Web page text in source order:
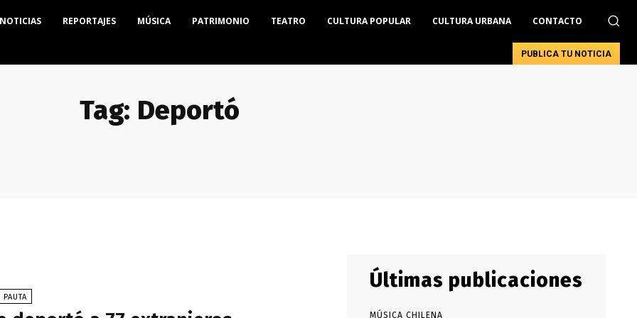
NOTICIAS REPORTAJES MÚSICA PATRIMONIO TEATRO CULTURA POPULAR CULTURA URBANA CONTACTO
PUBLICA TU NOTICIA
Tag: Deportó
PAUTA
Últimas publicaciones
MÚSICA CHILENA